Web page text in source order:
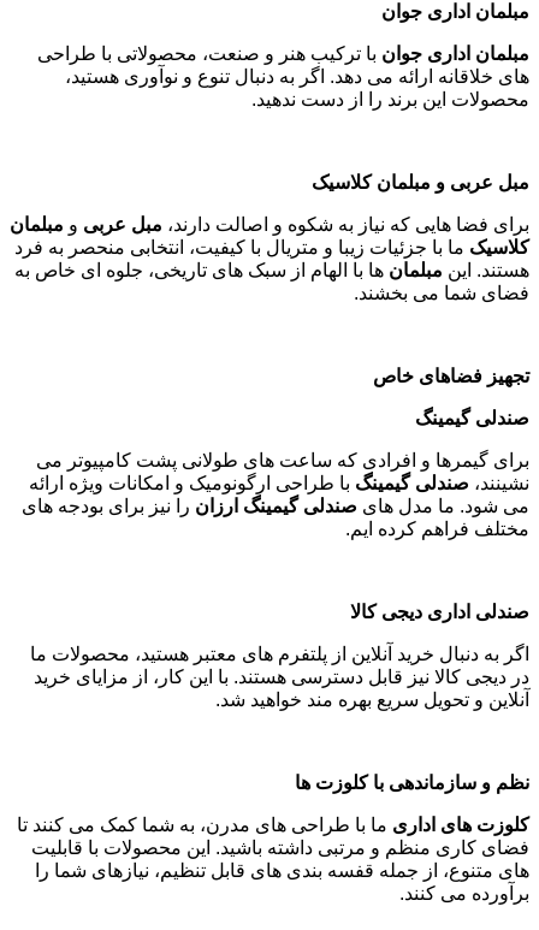
مبلمان اداری جوان
مبلمان اداری جوان با ترکیب هنر و صنعت، محصولاتی با طراحی
های خلاقانه ارائه می دهد. اگر به دنبال تنوع و نوآوری هستید،
محصولات این برند را از دست ندهید.
مبل عربی و مبلمان کلاسیک
برای فضا هایی که نیاز به شکوه و اصالت دارند، مبل عربی و مبلمان
کلاسیک ما با جزئیات زیبا و متریال با کیفیت، انتخابی منحصر به فرد
هستند. این مبلمان ها با الهام از سبک های تاریخی، جلوه ای خاص به
فضای شما می بخشند.
تجهیز فضاهای خاص
صندلی گیمینگ
برای گیمرها و افرادی که ساعت های طولانی پشت کامپیوتر می
نشینند، صندلی گیمینگ با طراحی ارگونومیک و امکانات ویژه ارائه
می شود. ما مدل های صندلی گیمینگ ارزان را نیز برای بودجه های
مختلف فراهم کرده ایم.
صندلی اداری دیجی کالا
اگر به دنبال خرید آنلاین از پلتفرم های معتبر هستید، محصولات ما
در دیجی کالا نیز قابل دسترسی هستند. با این کار، از مزایای خرید
آنلاین و تحویل سریع بهره مند خواهید شد.
نظم و سازماندهی با کلوزت ها
کلوزت های اداری ما با طراحی های مدرن، به شما کمک می کنند تا
فضای کاری منظم و مرتبی داشته باشید. این محصولات با قابلیت
های متنوع، از جمله قفسه بندی های قابل تنظیم، نیازهای شما را
برآورده می کنند.